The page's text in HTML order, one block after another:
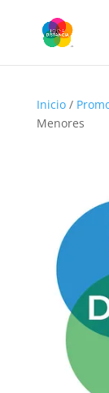
Inicio/
Menores